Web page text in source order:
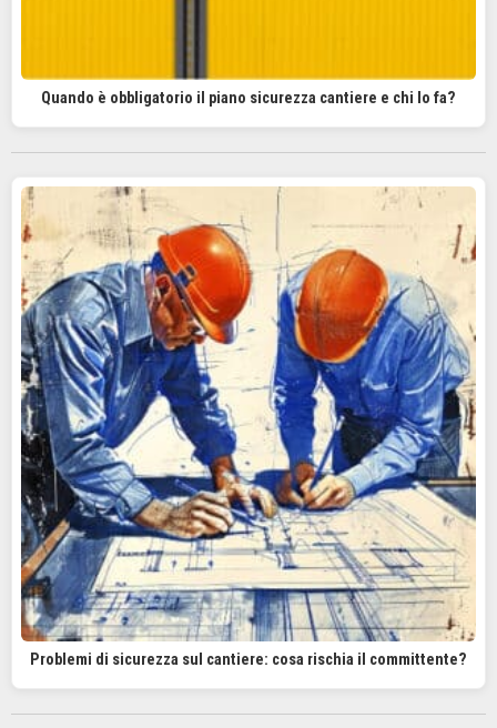
Quando è obbligatorio il piano sicurezza cantiere e chi lo fa?
Problemi di sicurezza sul cantiere: cosa rischia il committente?